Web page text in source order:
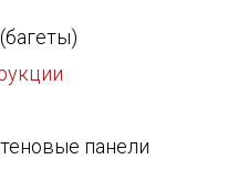
панели